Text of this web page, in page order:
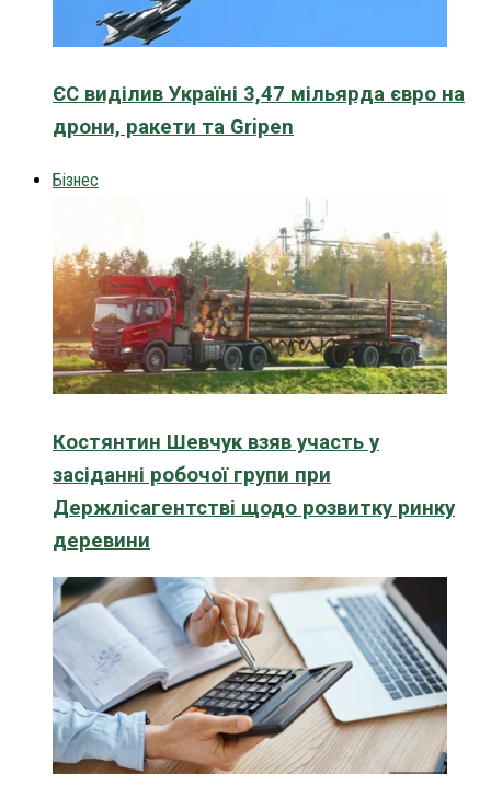
ЄС виділив Україні 3,47 мільярда євро на
дрони, ракети та Gripen
Бізнес
Костянтин Шевчук взяв участь у
засіданні робочої групи при
Держлісагентстві щодо розвитку ринку
деревини